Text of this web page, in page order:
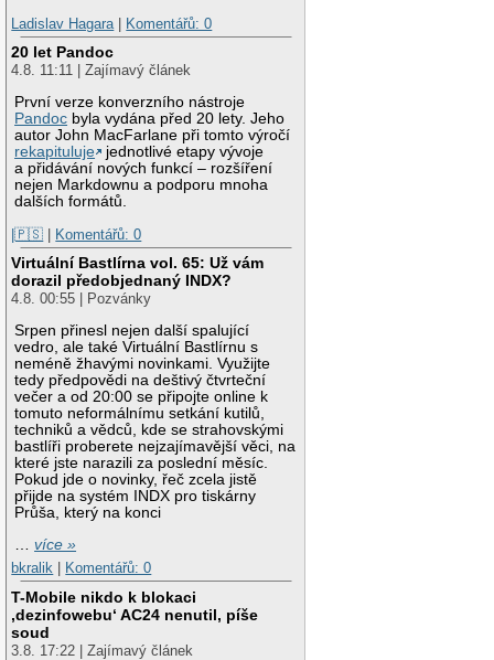
Ladislav Hagara | Komentářů: 0
20 let Pandoc
4.8. 11:11 | Zajímavý článek
První verze konverzního nástroje
Pandoc byla vydána před 20 lety. Jeho
autor John MacFarlane při tomto výročí
rekapituluje
jednotlivé etapy vývoje
a přidávání nových funkcí – rozšíření
nejen Markdownu a podporu mnoha
dalších formátů.
|🇵🇸 | Komentářů: 0
Virtuální Bastlírna vol. 65: Už vám
dorazil předobjednaný INDX?
4.8. 00:55 | Pozvánky
Srpen přinesl nejen další spalující
vedro, ale také Virtuální Bastlírnu s
neméně žhavými novinkami. Využijte
tedy předpovědi na deštivý čtvrteční
večer a od 20:00 se připojte online k
tomuto neformálnímu setkání kutilů,
techniků a vědců, kde se strahovskými
bastlíři proberete nejzajímavější věci, na
které jste narazili za poslední měsíc.
Pokud jde o novinky, řeč zcela jistě
přijde na systém INDX pro tiskárny
Průša, který na konci
…více »
bkralik
Komentářů: 0
T-Mobile nikdo k blokaci
‚dezinfowebu‘ AC24 nenutil, píše
soud
3.8. 17:22 | Zajímavý článek